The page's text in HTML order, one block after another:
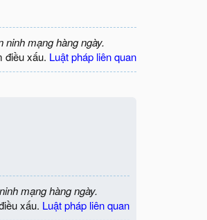
mạng hàng ngày.
điều xấu. Luật pháp liên quan
mạng hàng ngày.
xấu. Luật pháp liên quan